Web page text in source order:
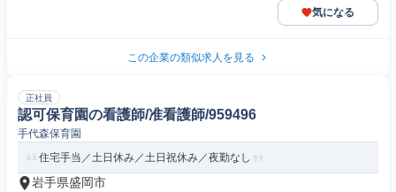
気になる
この企業の類似求人を見る
正社員
認可保育園の看護師/准看護師/959496
手代森保育園
住宅手当／土日休み／土日祝休み／夜勤なし
岩手県盛岡市